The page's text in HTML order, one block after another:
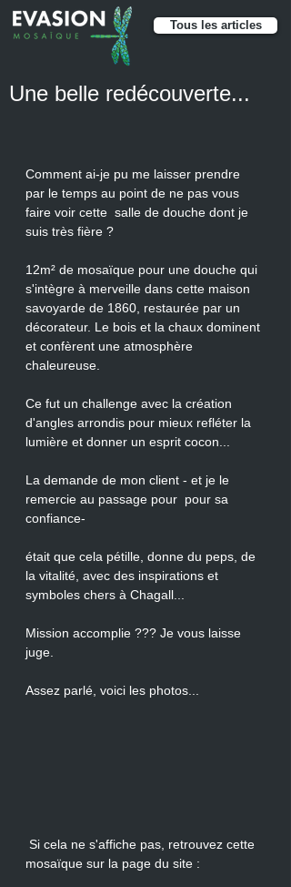
Tous les articles
Une belle redécouverte...
Comment ai-je pu me laisser prendre
par le temps au point de ne pas vous
faire voir cette  salle de douche dont je
suis très fière ?
12m² de mosaïque pour une douche qui
s'intègre à merveille dans cette maison
savoyarde de 1860, restaurée par un
décorateur. Le bois et la chaux dominent
et confèrent une atmosphère
chaleureuse.
Ce fut un challenge avec la création
d'angles arrondis pour mieux refléter la
lumière et donner un esprit cocon...
La demande de mon client - et je le
remercie au passage pour  pour sa
confiance-
était que cela pétille, donne du peps, de
la vitalité, avec des inspirations et
symboles chers à Chagall...
Mission accomplie ??? Je vous laisse
juge.
Assez parlé, voici les photos...
mosaïque sur la page du site :